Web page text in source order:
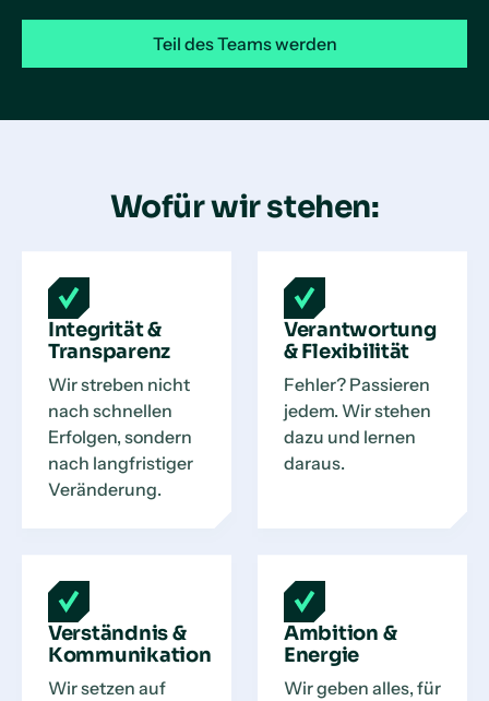
Teil des Teams werden
Wofür wir stehen:
Integrität &
Transparenz
Wir streben nicht
nach schnellen
Erfolgen, sondern
nach langfristiger
Veränderung.
Verantwortung
& Flexibilität
Fehler? Passieren
jedem. Wir stehen
dazu und lernen
daraus.
Verständnis &
Kommunikation
Wir setzen auf
Ambition &
Energie
Wir geben alles, für